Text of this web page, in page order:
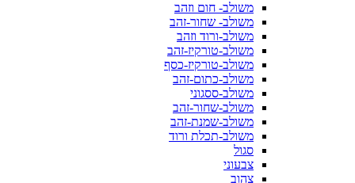
משולב- חום וזהב
משולב- שחור-זהב
משולב-ורוד וזהב
משולב-טורקיז-זהב
משולב-טורקיז-כסף
משולב-כתום-זהב
משולב-ססגוני
משולב-שחור-זהב
משולב-שמנת-זהב
משולב-תכלת ורוד
סגול
צבעוני
צהוב